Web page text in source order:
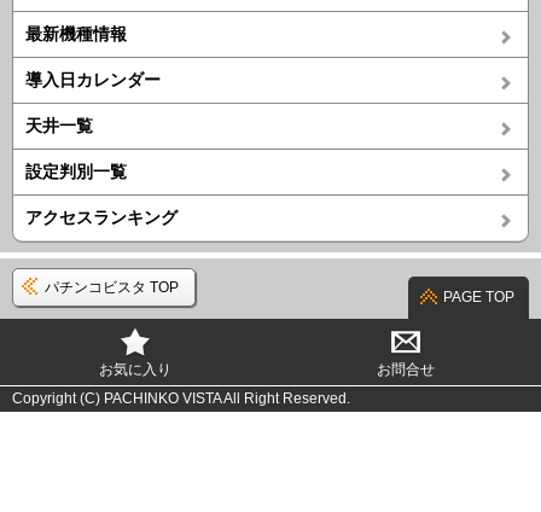
最新機種情報
導入日カレンダー
天井一覧
設定判別一覧
アクセスランキング
パチンコビスタ TOP
PAGE TOP
お気に入り
お問合せ
Copyright (C) PACHINKO VISTA All Right Reserved.